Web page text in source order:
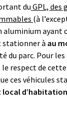
duGPL, des
(à
aluminium ayant
stationner à au
du parc. Pour les
respect de
ces véhicules